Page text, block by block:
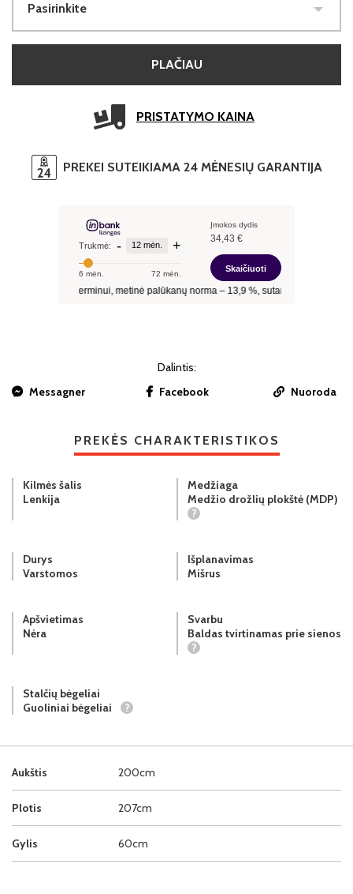
Pasirinkite
PLAČIAU
PRISTATYMO KAINA
PREKEI SUTEIKIAMA 24 MĖNESIŲ GARANTIJA
Dalintis:
Messagner
Facebook Nuoroda
PREKĖS CHARAKTERISTIKOS
Aukštis 200cm
Plotis 207cm
Gylis 60cm
Kilmės šalis
Lenkija
Medžiaga
Medžio drožlių plokštė (MDP)
?
Durys
Varstomos
Išplanavimas
Mišrus
Apšvietimas
Nėra
Svarbu
Baldas tvirtinamas prie sienos
?
Stalčių bėgeliai
Guoliniai bėgeliai
?